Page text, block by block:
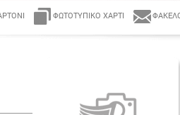
ΦΩΤΟΤΥΠΙΚΌ ΧΑΡΤΊ